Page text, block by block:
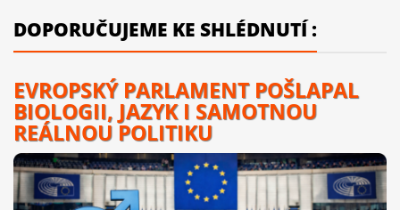
DOPORUČUJEME KE SHLÉDNUTÍ :
EVROPSKÝ PARLAMENT POŠLAPAL
BIOLOGII, JAZYK I SAMOTNOU
REÁLNOU POLITIKU